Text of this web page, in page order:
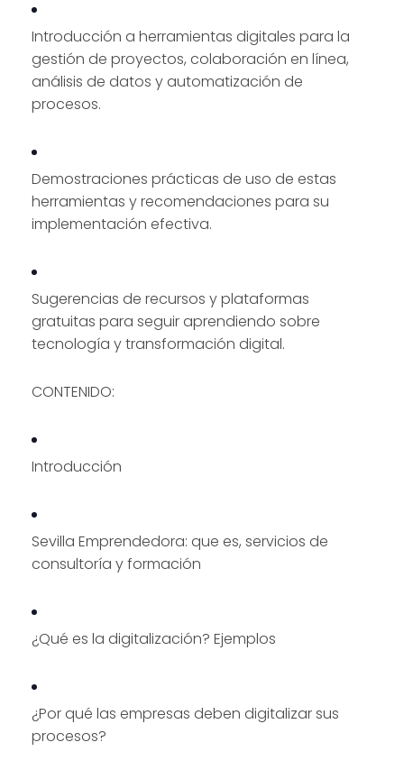
Introducción a herramientas digitales para la
gestión de proyectos, colaboración en línea,
análisis de datos y automatización de
procesos.
Demostraciones prácticas de uso de estas
herramientas y recomendaciones para su
implementación efectiva.
Sugerencias de recursos y plataformas
gratuitas para seguir aprendiendo sobre
tecnología y transformación digital.
CONTENIDO:
Introducción
Sevilla Emprendedora: que es, servicios de
consultoría y formación
¿Qué es la digitalización? Ejemplos
¿Por qué las empresas deben digitalizar sus
procesos?